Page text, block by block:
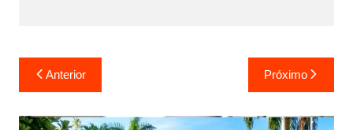
Navegação
de
Post
Anterior Próximo